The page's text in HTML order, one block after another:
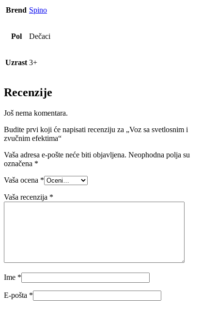
Brend Spino
Pol Dečaci
Uzrast 3+
Recenzije
Još nema komentara.
Budite prvi koji će napisati recenziju za „Voz sa svetlosnim i
zvučnim efektima“
Vaša adresa e-pošte neće biti objavljena. Neophodna polja su
označena *
Vaša ocena *
Vaša recenzija *
Ime *
E-pošta *